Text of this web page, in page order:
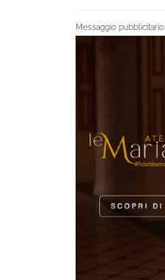
Messaggio pubblicitario